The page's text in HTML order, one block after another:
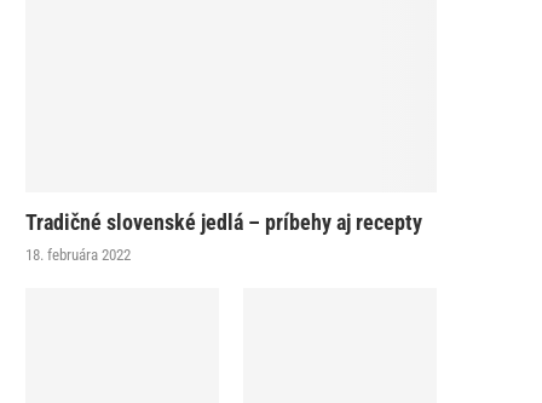
Tradičné slovenské jedlá – príbehy aj recepty
18. februára 2022